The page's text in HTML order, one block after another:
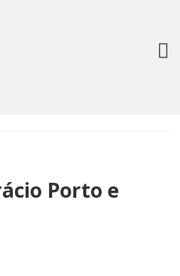
Porto
Porto e